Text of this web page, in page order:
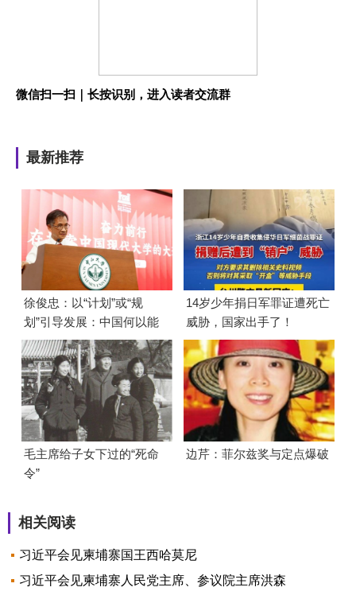
微信扫一扫｜长按识别，进入读者交流群
最新推荐
徐俊忠：以“计划”或“规
划”引导发展：中国何以能
够成功
14岁少年捐日军罪证遭死亡
威胁，国家出手了！
毛主席给子女下过的“死命
令”
边芹：菲尔兹奖与定点爆破
相关阅读
习近平会见柬埔寨国王西哈莫尼
习近平会见柬埔寨人民党主席、参议院主席洪森